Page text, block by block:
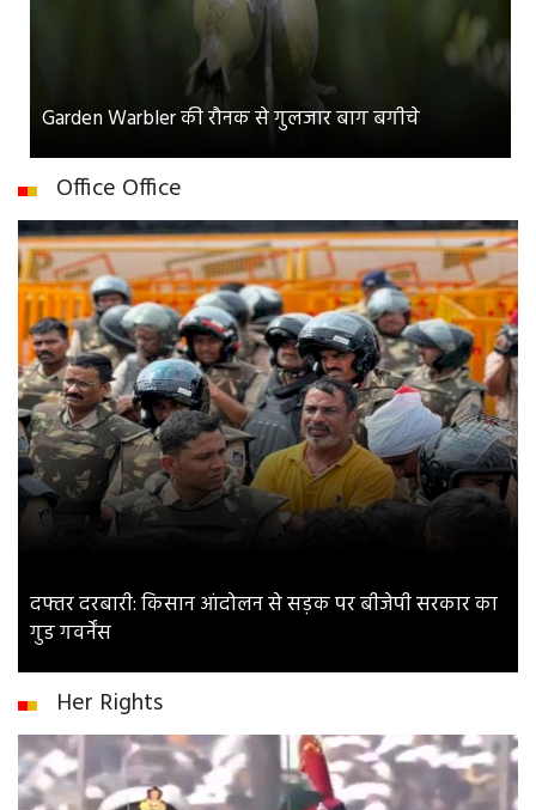
Garden Warbler की रौनक से गुलजार बाग बगीचे
Office Office
दफ्तर दरबारी: किसान आंदोलन से सड़क पर बीजेपी सरकार का
गुड गवर्नेंस
Her Rights